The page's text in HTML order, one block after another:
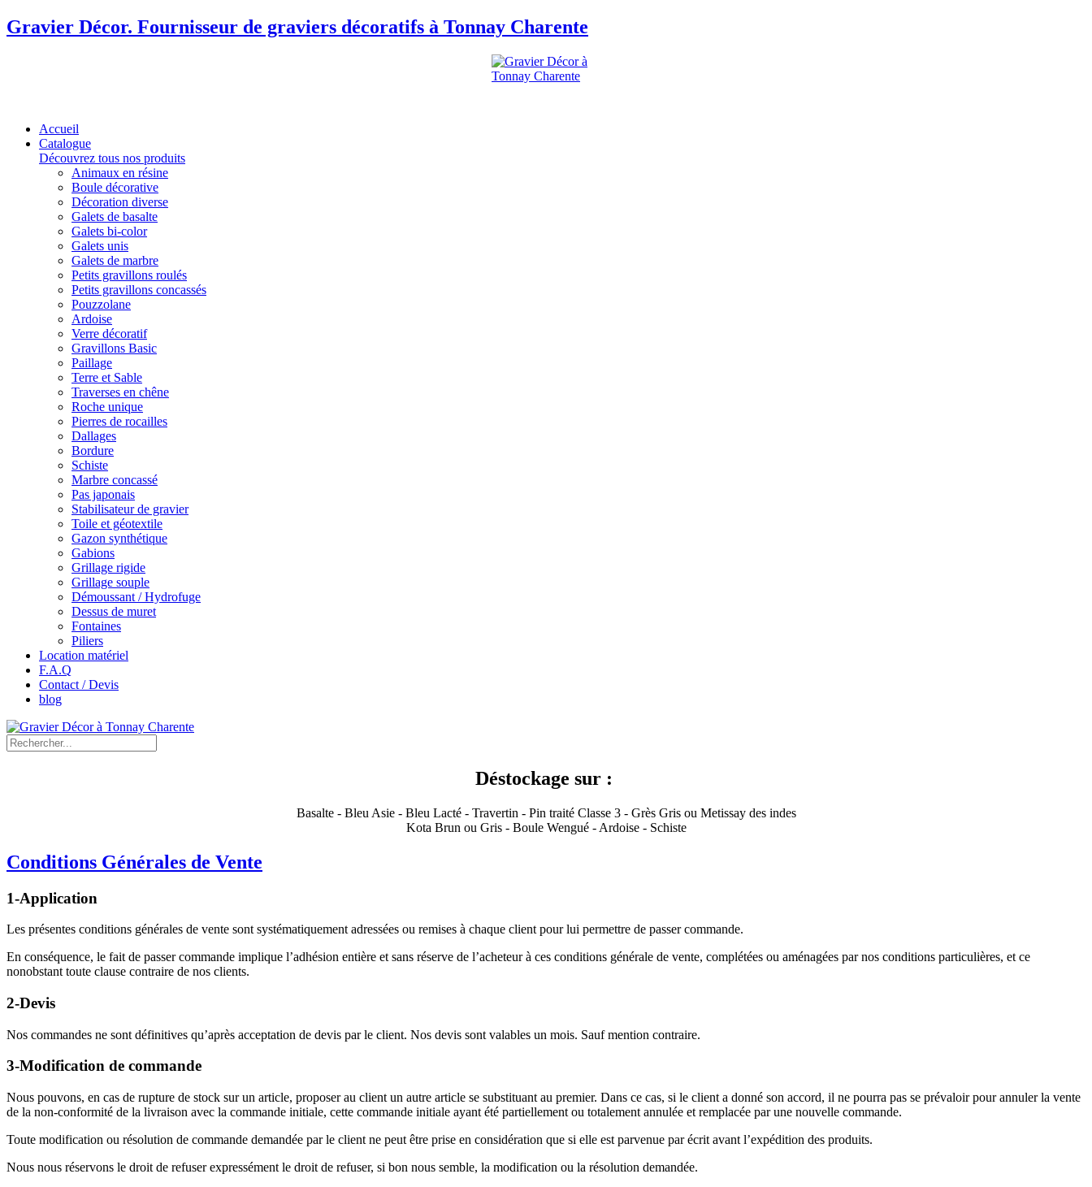
Gravier Décor. Fournisseur de graviers décoratifs à Tonnay Charente
Accueil
Catalogue
Découvrez tous nos produits
Animaux en résine
Boule décorative
Décoration diverse
Galets de basalte
Galets bi-color
Galets unis
Galets de marbre
Petits gravillons roulés
Petits gravillons concassés
Pouzzolane
Ardoise
Verre décoratif
Gravillons Basic
Paillage
Terre et Sable
Traverses en chêne
Roche unique
Pierres de rocailles
Dallages
Bordure
Schiste
Marbre concassé
Pas japonais
Stabilisateur de gravier
Toile et géotextile
Gazon synthétique
Gabions
Grillage rigide
Grillage souple
Démoussant / Hydrofuge
Dessus de muret
Fontaines
Piliers
Location matériel
F.A.Q
Contact / Devis
blog
Déstockage sur :
Basalte - Bleu Asie - Bleu Lacté - Travertin - Pin traité Classe 3 - Grès Gris ou Metissay des indes
Kota Brun ou Gris - Boule Wengué - Ardoise - Schiste
Conditions Générales de Vente
1-Application
Les présentes conditions générales de vente sont systématiquement adressées ou remises à chaque client pour lui permettre de passer commande.
En conséquence, le fait de passer commande implique l’adhésion entière et sans réserve de l’acheteur à ces conditions générale de vente, complétées ou aménagées par nos conditions particulières, et ce
nonobstant toute clause contraire de nos clients.
2-Devis
Nos commandes ne sont définitives qu’après acceptation de devis par le client. Nos devis sont valables un mois. Sauf mention contraire.
3-Modification de commande
Nous pouvons, en cas de rupture de stock sur un article, proposer au client un autre article se substituant au premier. Dans ce cas, si le client a donné son accord, il ne pourra pas se prévaloir pour annuler la vente
de la non-conformité de la livraison avec la commande initiale, cette commande initiale ayant été partiellement ou totalement annulée et remplacée par une nouvelle commande.
Toute modification ou résolution de commande demandée par le client ne peut être prise en considération que si elle est parvenue par écrit avant l’expédition des produits.
Nous nous réservons le droit de refuser expressément le droit de refuser, si bon nous semble, la modification ou la résolution demandée.